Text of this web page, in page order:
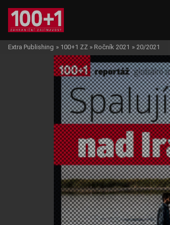
Extra Publishing » 100+1 ZZ » Ročník 2021 » 20/2021